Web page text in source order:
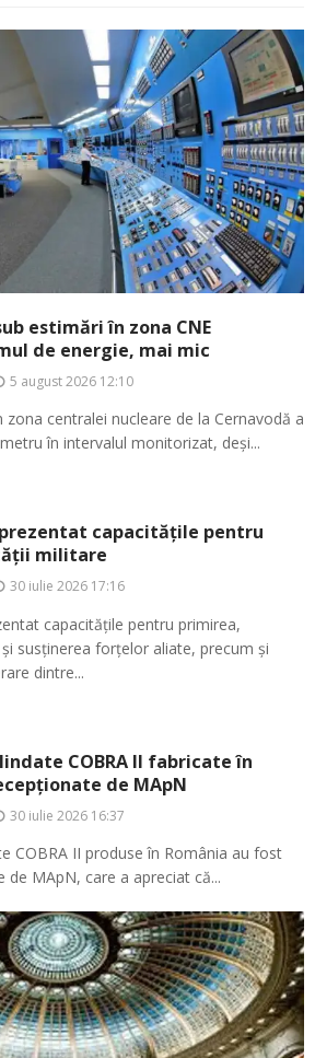
estimări în zona CNE
de energie, mai mic
5 august 2026 12:10
zona centralei nucleare de la Cernavodă a
în intervalul monitorizat, deși...
prezentat capacitățile pentru
militare
30 iulie 2026 17:16
capacitățile pentru primirea,
susținerea forțelor aliate, precum și
dintre...
COBRA II fabricate în
de MApN
30 iulie 2026 16:37
COBRA II produse în România au fost
MApN, care a apreciat că...